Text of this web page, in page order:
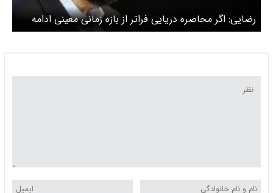
رضایی: اگر محاصره دریایی فراتر از بازه زمانی معینی ادامه
یابد، حمله خواهیم کرد